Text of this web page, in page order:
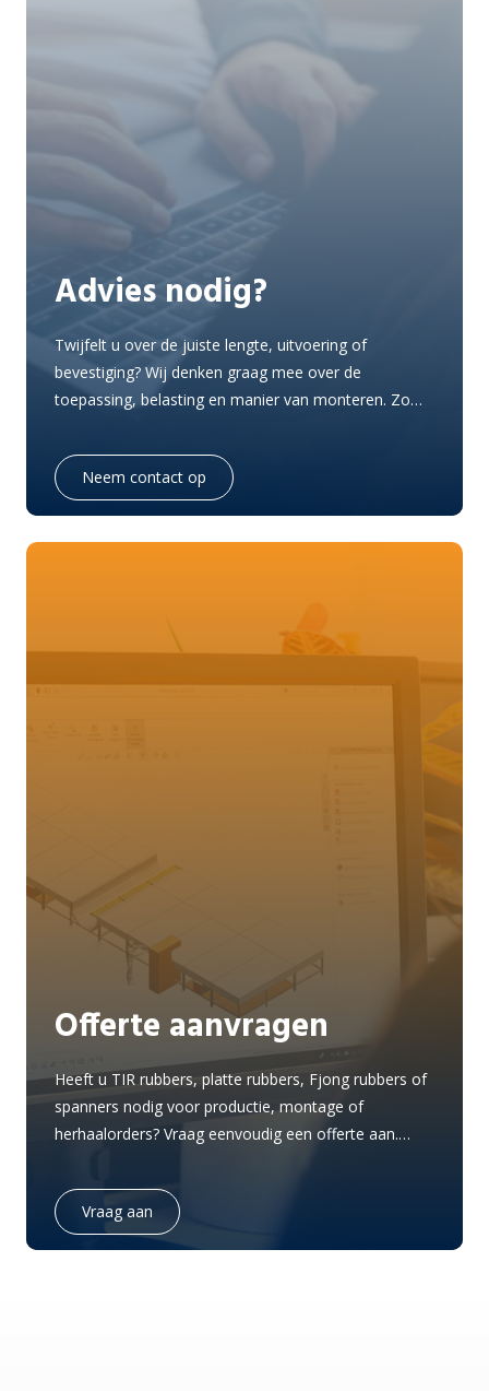
Advies nodig?
Twijfelt u over de juiste lengte, uitvoering of
bevestiging? Wij denken graag mee over de
toepassing, belasting en manier van monteren. Zo
oplossing die past bij uw zeil, doek, spandoek of
constructie.
Neem contact op
Offerte aanvragen
Heeft u TIR rubbers, platte rubbers, Fjong rubbers of
spanners nodig voor productie, montage of
herhaalorders? Vraag eenvoudig een offerte aan.
uitvoering en aantallen, dan kunnen wij gericht met u
meekijken.
Vraag aan